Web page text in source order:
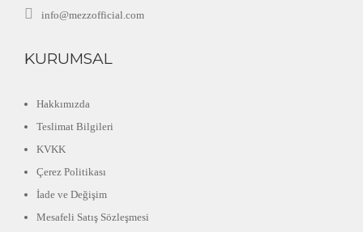
info@mezzofficial.com
KURUMSAL
Hakkımızda
Teslimat Bilgileri
KVKK
Çerez Politikası
İade ve Değişim
Mesafeli Satış Sözleşmesi